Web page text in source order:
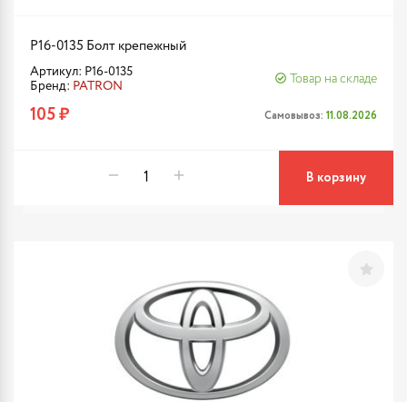
P16-0135 Болт крепежный
Артикул: P16-0135
Бренд: PATRON
Товар на складе
105 ₽ Самовывоз: 11.08.2026
В корзину